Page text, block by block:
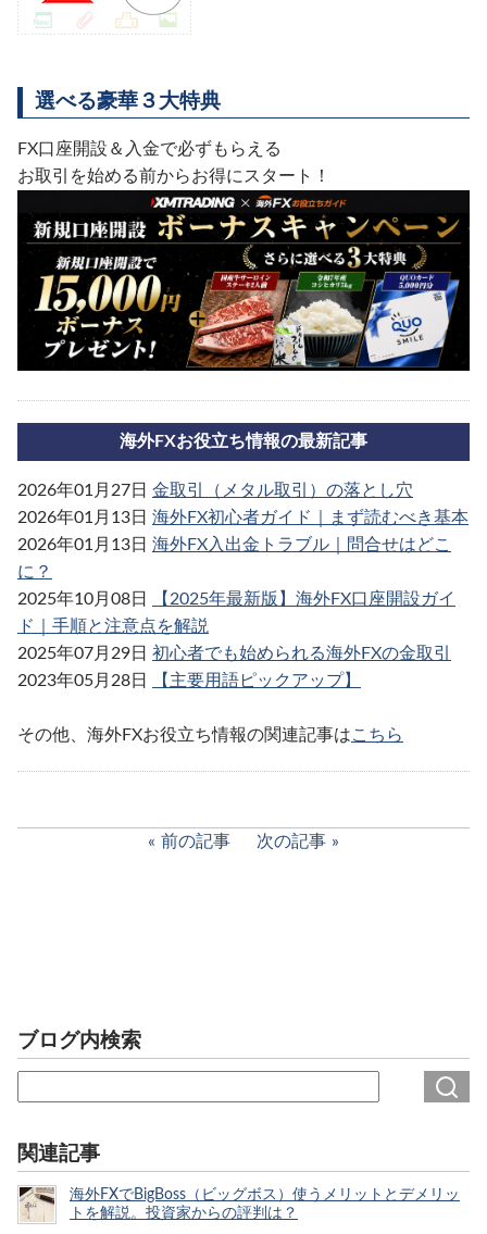
選べる豪華３大特典
FX口座開設＆入金で必ずもらえる
お取引を始める前からお得にスタート！
海外FXお役立ち情報の最新記事
2026年01月27日 金取引（メタル取引）の落とし穴
2026年01月13日 海外FX初心者ガイド｜まず読むべき基本
2026年01月13日 海外FX入出金トラブル｜問合せはどこ
に？
2025年10月08日
【2025年最新版】海外FX口座開設ガイ
ド｜手順と注意点を解説
2025年07月29日 初心者でも始められる海外FXの金取引
2023年05月28日
【主要用語ピックアップ】
その他、海外FXお役立ち情報の関連記事はこちら
前の記事 次の記事
ブログ内検索
関連記事
海外FXでBigBoss（ビッグボス）使うメリットとデメリッ
トを解説。投資家からの評判は？